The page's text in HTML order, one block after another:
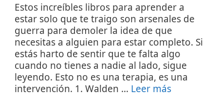
Estos increíbles libros para aprender a
estar solo que te traigo son arsenales de
guerra para demoler la idea de que
necesitas a alguien para estar completo. Si
estás harto de sentir que te falta algo
cuando no tienes a nadie al lado, sigue
leyendo. Esto no es una terapia, es una
intervención. 1. Walden … Leer más